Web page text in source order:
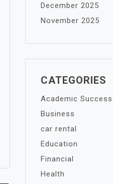
December 2025
November 2025
CATEGORIES
Academic Success
Business
car rental
Education
Financial
Health